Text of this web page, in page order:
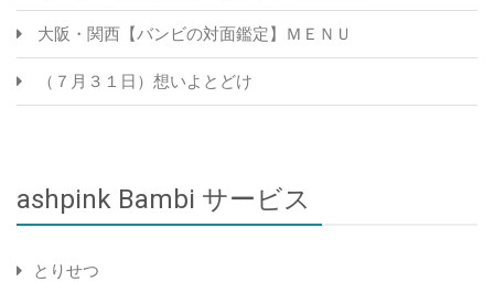
大阪・関西【バンビの対面鑑定】ＭＥＮＵ
（７月３１日）想いよとどけ
ashpink Bambi サービス
とりせつ